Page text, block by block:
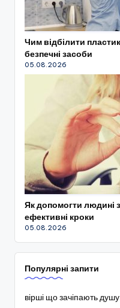
Чим відбілити
безпечні засоби
05.08.2026
Як допомогти людині
ефективні кроки
05.08.2026
Популярні запити
вірші що зачіпають душу